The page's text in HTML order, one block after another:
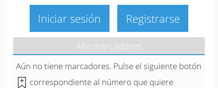
Iniciar sesión Registrarse
Mis marcadores
Aún no tiene marcadores. Pulse el siguiente botón
correspondiente al número que quiere